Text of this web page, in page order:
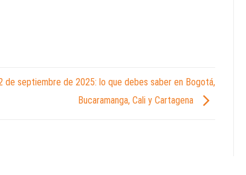
de septiembre de 2025: lo que debes saber en Bogotá,
Bucaramanga, Cali y Cartagena